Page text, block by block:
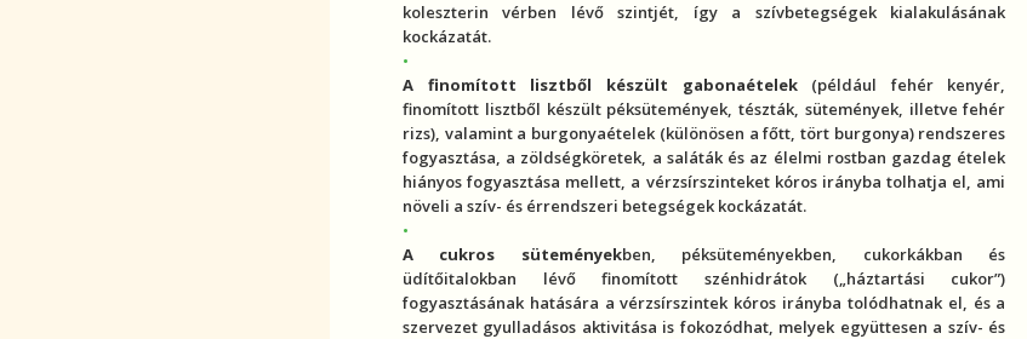
koleszterin vérben lévő szintjét, így a szívbetegségek kialakulásának
kockázatát.
A finomított lisztből készült gabonaételek (például fehér kenyér,
finomított lisztből készült péksütemények, tészták, sütemények, illetve fehér
rizs), valamint a burgonyaételek (különösen a főtt, tört burgonya) rendszeres
fogyasztása, a zöldségköretek, a saláták és az élelmi rostban gazdag ételek
hiányos fogyasztása mellett, a vérzsírszinteket kóros irányba tolhatja el, ami
növeli a szív- és érrendszeri betegségek kockázatát.
A cukros süteményekben, péksüteményekben, cukorkákban és
üdítőitalokban lévő finomítottszénhidrátok („háztartási cukor”)
fogyasztásának hatására avérzsírszintek kóros irányba tolódhatnak el, és a
szervezet gyulladásos aktivitása is fokozódhat, melyek együttesen a szív- és